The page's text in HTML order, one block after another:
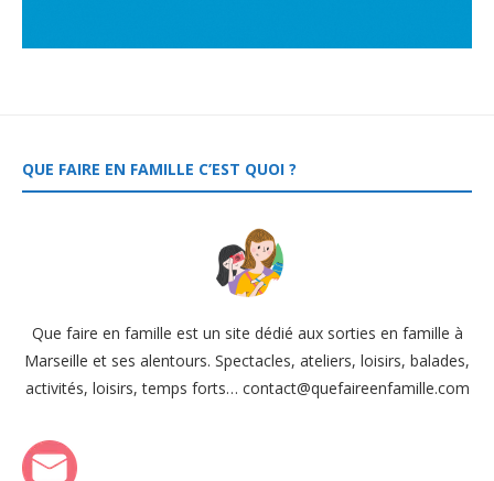
QUE FAIRE EN FAMILLE C’EST QUOI ?
Que faire en famille est un site dédié aux sorties en famille à
Marseille et ses alentours. Spectacles, ateliers, loisirs, balades,
activités, loisirs, temps forts… contact@quefaireenfamille.com